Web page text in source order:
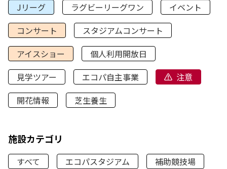
Jリーグ
ラグビーリーグワン
イベント
コンサート
スタジアムコンサート
アイスショー
個人利用開放日
見学ツアー
エコパ自主事業
注意
開花情報
芝生養生
施設カテゴリ
すべて エコパスタジアム
補助競技場